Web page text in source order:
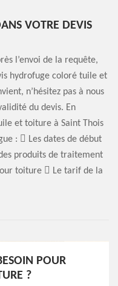
VOTRE DEVIS
l’envoi de la requête,
hydrofuge coloré tuile et
n’hésitez pas à nous
du devis. En
et toiture à Saint Thois
:  Les dates de début
produits de traitement
toiture  Le tarif de la
POUR
?